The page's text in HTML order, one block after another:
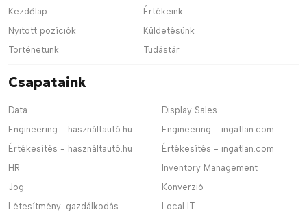
Kezdőlap
Értékeink
Nyitott pozíciók
Küldetésünk
Történetünk
Tudástár
Csapataink
Data
Display Sales
Engineering - használtautó.hu
Engineering - ingatlan.com
Értékesítés - használtautó.hu
Értékesítés - ingatlan.com
HR
Inventory Management
Jog
Konverzió
Létesítmény-gazdálkodás
Local IT